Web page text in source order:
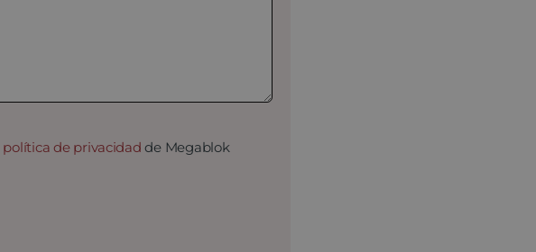
política de privacidad de Megablok